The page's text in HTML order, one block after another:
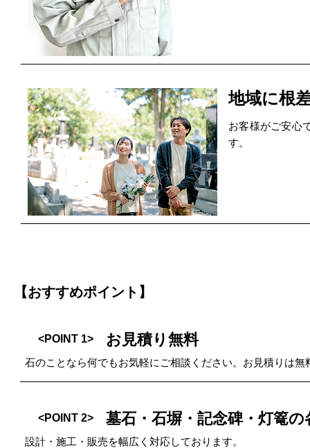
地域に根
お客様がご安心
す。
【おすすめポイント】
<POINT 1> お見積り無料
石のことなら何でもお気軽にご相談ください。お見積りは無
<POINT 2> 墓石・石塀・記念碑・灯篭の
設計・施工・販売を幅広く対応しております。